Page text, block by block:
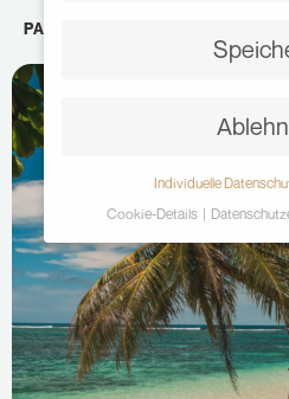
PANAMA
Individuelle
Cookie-Details
Hier finden Sie eine
verwendeten Cookies. Sie
zu ganzen Kategorien
Informationen
bestimmte